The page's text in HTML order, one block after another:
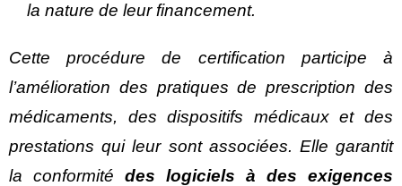
la nature de leur financement.
Cette procédure de certification participe à
l’amélioration des pratiques de prescription des
médicaments, des dispositifs médicaux et des
prestations qui leur sont associées. Elle garantit
la conformité des logiciels à des exigences